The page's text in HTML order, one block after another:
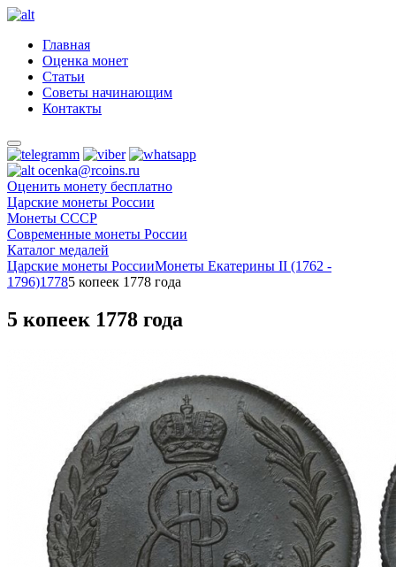
Главная
Оценка монет
Статьи
Советы начинающим
Контакты
ocenka@rcoins.ru
Оценить монету бесплатно
Царские монеты России
Монеты СССР
Современные монеты России
Каталог медалей
Царские монеты РоссииМонеты Екатерины II (1762 -
1796)17785 копеек 1778 года
5 копеек 1778 года